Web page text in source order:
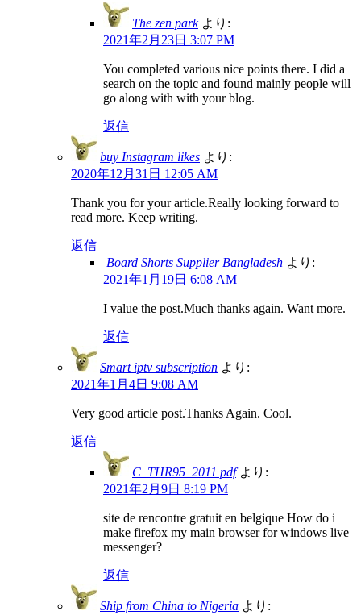
The zen park より:
2021年2月23日 3:07 PM
You completed various nice points there. I did a
search on the topic and found mainly people will
go along with with your blog.
返信
buy Instagram likes より:
2020年12月31日 12:05 AM
Thank you for your article.Really looking forward to
read more. Keep writing.
返信
Board Shorts Supplier Bangladesh より:
2021年1月19日 6:08 AM
I value the post.Much thanks again. Want more.
返信
Smart iptv subscription より:
2021年1月4日 9:08 AM
Very good article post.Thanks Again. Cool.
返信
C_THR95_2011 pdf より:
2021年2月9日 8:19 PM
site de rencontre gratuit en belgique How do i
make firefox my main browser for windows live
messenger?
返信
Ship from China to Nigeria より: